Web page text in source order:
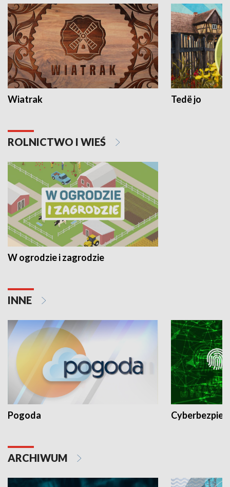
Wiatrak Tedë jo
ROLNICTWO I WIEŚ
W ogrodzie i zagrodzie
INNE
Pogoda
ARCHIWUM